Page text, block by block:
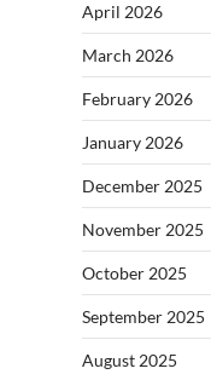
April 2026
March 2026
February 2026
January 2026
December 2025
November 2025
October 2025
September 2025
August 2025